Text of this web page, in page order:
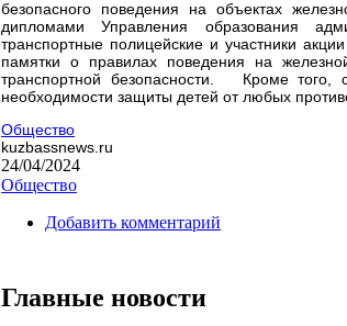
безопасного поведения на объектах
дипломами Управления образования
транспортные полицейские и участники
памятки о правилах поведения на
транспортной безопасности. Кроме того,
необходимости защиты детей от любых
Общество
kuzbassnews.ru
24/04/2024
Общество
Добавить комментарий
Главные новости